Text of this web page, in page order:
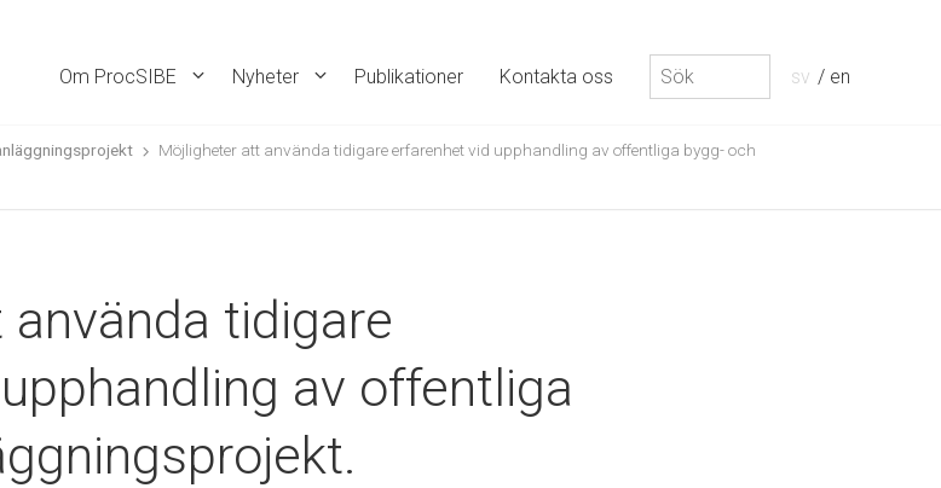
Om ProcSIBE Nyheter Publikationer Kontakta oss
Sök
efter:
sv en
Möjligheter att använda tidigare erfarenhet vid upphandling av offentliga bygg- och
tidigare
av offentliga